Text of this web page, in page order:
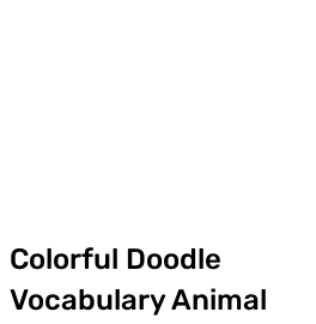
Colorful Doodle
Vocabulary Animal